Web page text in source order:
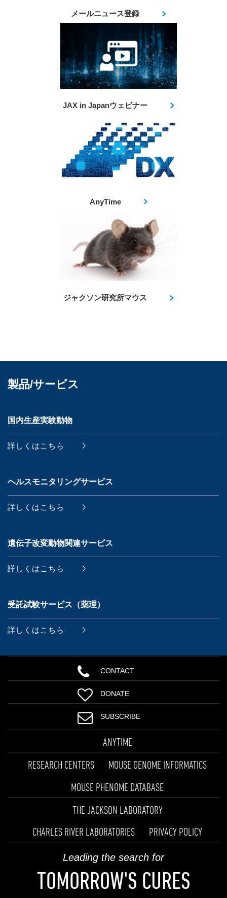
メールニュース登録
JAX in Japanウェビナー
AnyTime
ジャクソン研究所マウス
製品/サービス
国内生産実験動物
詳しくはこちら
ヘルスモニタリングサービス
詳しくはこちら
遺伝子改変動物関連サービス
詳しくはこちら
受託試験サービス（薬理）
詳しくはこちら
CONTACT
DONATE
SUBSCRIBE
ANYTIME
RESEARCH CENTERS
MOUSE GENOME INFORMATICS
MOUSE PHENOME DATABASE
THE JACKSON LABORATORY
CHARLES RIVER LABORATORIES
PRIVACY POLICY
Leading the search for
TOMORROW'S CURES